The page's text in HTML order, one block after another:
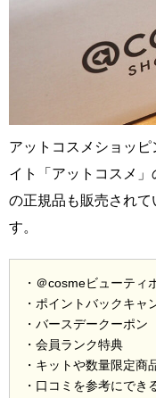
アットコスメショッ
イト「アットコスメ
の正規品も販売されて
す。
・＠cosmeビューティ
・ポイントバックキャ
・バースデークーポン
・会員ランク特典
・キットや数量限定商
・口コミを参考にでき